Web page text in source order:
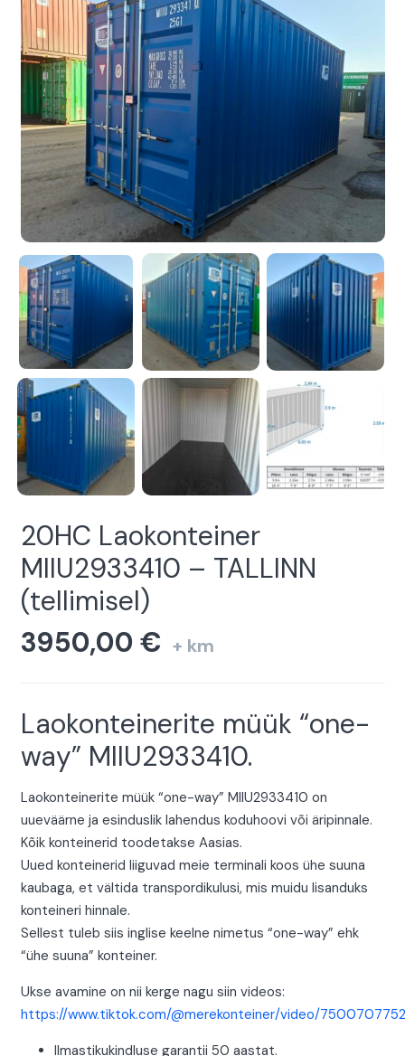
20HC Laokonteiner
MIIU2933410 – TALLINN
(tellimisel)
3950,00 € + km
Laokonteinerite müük “one-
way” MIIU2933410.
Laokonteinerite müük “one-way” MIIU2933410 on
uueväärne ja esinduslik lahendus koduhoovi või äripinnale.
Kõik konteinerid toodetakse Aasias.
Uued konteinerid liiguvad meie terminali koos ühe suuna
kaubaga, et vältida transpordikulusi, mis muidu lisanduks
konteineri hinnale.
Sellest tuleb siis inglise keelne nimetus “one-way” ehk
“ühe suuna” konteiner.
Ukse avamine on nii kerge nagu siin videos:
https://www.tiktok.com/@merekonteiner/video/
Ilmastikukindluse garantii 50 aastat.